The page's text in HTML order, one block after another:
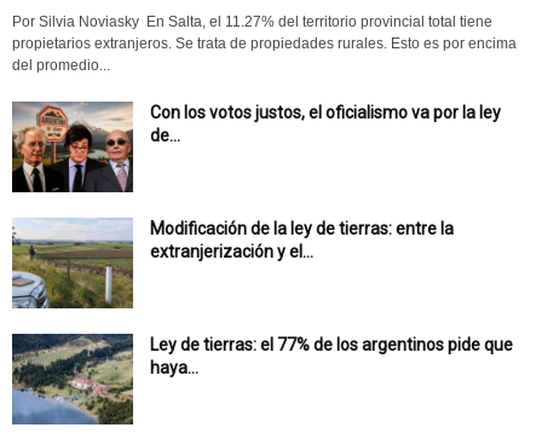
Por Silvia Noviasky En Salta, el 11.27% del territorio provincial total tiene
propietarios extranjeros. Se trata de propiedades rurales. Esto es por encima
del promedio...
Con los votos justos, el oficialismo va por la ley
de...
Modificación de la ley de tierras: entre la
extranjerización y el...
Ley de tierras: el 77% de los argentinos pide que
haya...